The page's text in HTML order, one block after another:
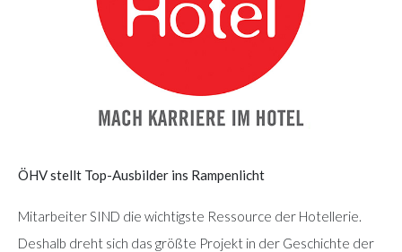
ÖHV stellt Top-Ausbilder ins Rampenlicht
Mitarbeiter SIND die wichtigste Ressource der Hotellerie.
Deshalb dreht sich das größte Projekt in der Geschichte der